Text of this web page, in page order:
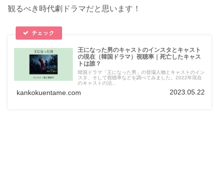
観るべき時代劇ドラマだと思います！
王になった男のキャストのインスタとキャスト
の現在（韓国ドラマ）視聴率｜死亡したキャス
トは誰？
韓国ドラマ「王になった男」の登場人物とキャストのイン
スタ、そして視聴率などを調べてみました。2022年現在
のキャストの活...
kankokuentame.com 2023.05.22